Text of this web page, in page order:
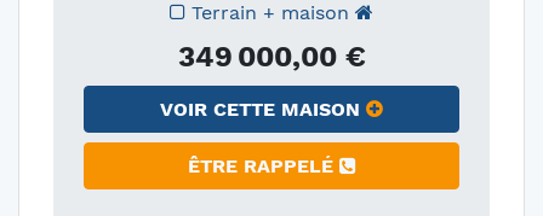
Terrain + maison
349 000,00 €
VOIR CETTE MAISON
ÊTRE RAPPELÉ